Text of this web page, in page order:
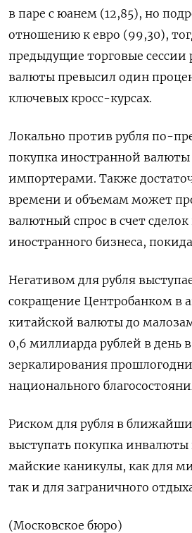
в паре с юанем (12,85), но
отношению к евро (99,30),
предыдущие торговые сессии
валюты превысил один
ключевых кросс-курсах.
Локально против рубля по-
покупка иностранной
импортерами. Также
времени и объемам может
валютный спрос в счет
иностранного бизнеса,
Негативом для рубля
сокращение Центробанком в
китайской валюты до
0,6 миллиарда рублей в день в
зеркалирования
национального
Риском для рубля в
выступать покупка
майские каникулы, как для
так и для заграничного
(Московское бюро)